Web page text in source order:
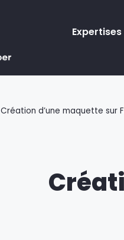
Expertises
Création d’une maquette sur